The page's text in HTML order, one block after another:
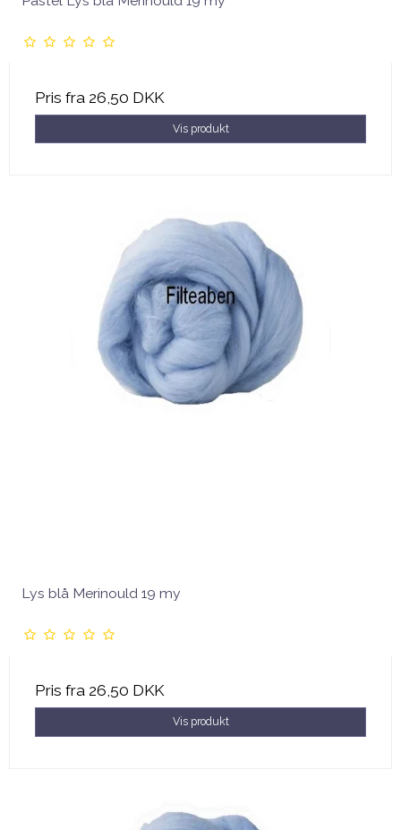
Pris fra 26,50 DKK
Vis produkt
Lys blå Merinould 19 my
Pris fra 26,50 DKK
Vis produkt